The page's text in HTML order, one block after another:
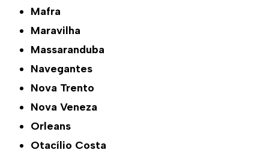
Mafra
Maravilha
Massaranduba
Navegantes
Nova Trento
Nova Veneza
Orleans
Otacílio Costa